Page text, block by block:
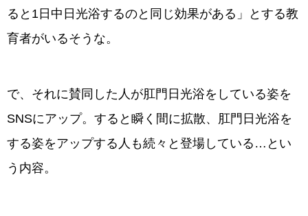
ると1日中日光浴するのと同じ効果がある」とする教
育者がいるそうな。
で、それに賛同した人が肛門日光浴をしている姿を
SNSにアップ。すると瞬く間に拡散、肛門日光浴を
する姿をアップする人も続々と登場している…とい
う内容。